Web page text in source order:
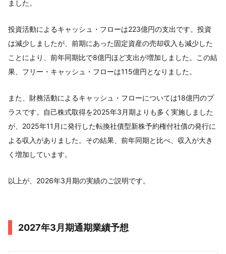
ました。
投資活動によるキャッシュ・フローは223億円の支出です。投資
は減少しましたが、前期にあった固定資産の売却収入も減少した
ことにより、前年同期比で8億円ほど支出が増加しました。この結
果、フリー・キャッシュ・フローは115億円となりました。
また、財務活動によるキャッシュ・フローについては18億円のプ
ラスです。自己株式取得を2025年3月期よりも多く実施しました
が、2025年11月に発行した転換社債型新株予約権付社債の発行に
よる収入がありました。その結果、前年同期と比べ、収入が大き
く増加しています。
以上が、2026年3月期の実績のご説明です。
2027年3月期通期業績予想